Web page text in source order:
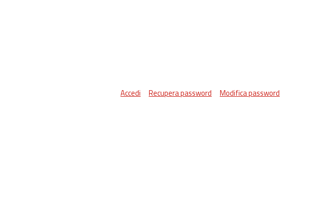
Accedi Recupera password Modifica password